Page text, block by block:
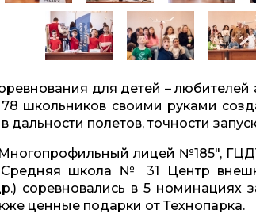
для детей –
78 школьников своими руками
в дальности полетов, точности
лицей №185",
Средняя школа № 31 Центр
соревновались в 5
ценные подарки от Технопарка.